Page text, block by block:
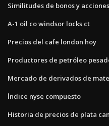
Similitudes de bonos y acciones
A-1 oil co windsor locks ct
Precios del cafe london hoy
Productores de petróleo
Mercado de derivados de
Índice nyse compuesto
Historia de precios de plata